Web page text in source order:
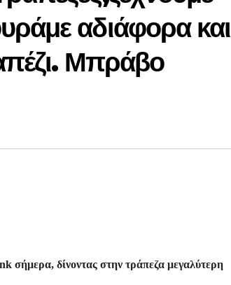
αδιάφορα και
Μπράβο
σήμερα, δίνοντας στην τράπεζα μεγαλύτερη